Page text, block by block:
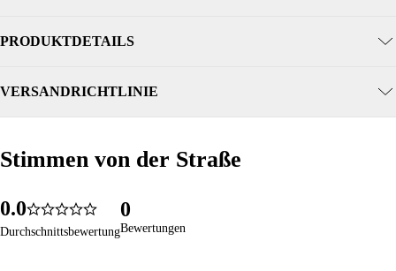
PRODUKTDETAILS
VERSANDRICHTLINIE
Stimmen von der Straße
Stimmen von der Straße
0
1
.0
1
4.9
Durchschnittsbewertung
Durchschnittsbewertung
0
1
42
Bewertungen
Bewertungen